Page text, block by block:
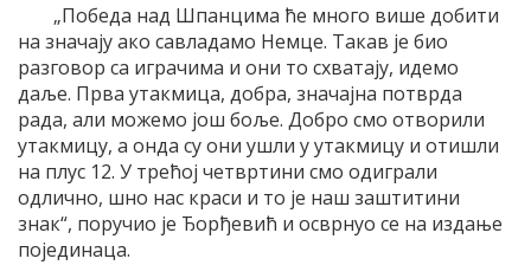
„Победа над Шпанцима ће много више добити
на значају ако савладамо Немце. Такав је био
разговор са играчима и они то схватају, идемо
даље. Прва утакмица, добра, значајна потврда
рада, али можемо још боље. Добро смо отворили
утакмицу, а онда су они ушли у утакмицу и отишли
на плус 12. У трећој четвртини смо одиграли
одлично, шно нас краси и то је наш заштитини
знак“, поручио је Ђорђевић и осврнуо се на издање
појединаца.